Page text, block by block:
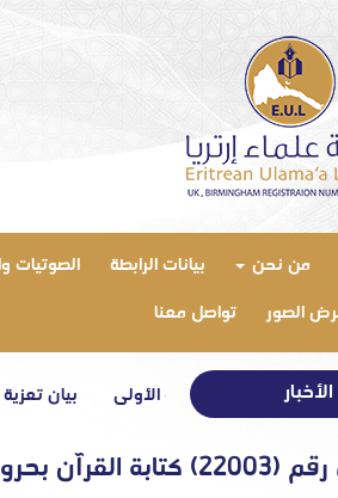
من نحن بيانات الرابطة الصوتيات
الصور
تواصل معنا
– الحلقة الأولى بيان تعزية في وفاة
القرآن بحروف جعزية